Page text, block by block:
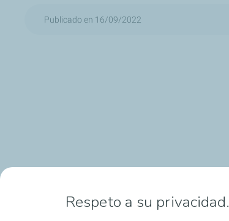
Publicado en 16/09/2022
Respeto a su privacidad.